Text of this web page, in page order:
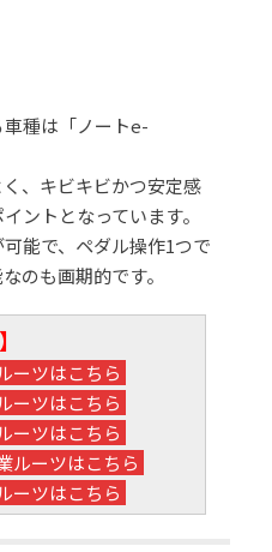
種は「ノートe-
、キビキビかつ安定感
ントとなっています。
能で、ペダル操作1つで
のも画期的です。
ーツはこちら
ーツはこちら
ーツはこちら
ルーツはこちら
ーツはこちら